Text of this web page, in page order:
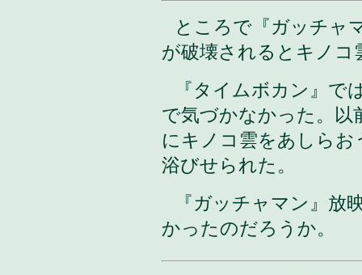
ところで『ガッチャ
が破壊されるとキノコ
『タイムボカン』で
で気づかなかった。以
にキノコ雲をあしら
浴びせられた。
『ガッチャマン』放
かったのだろうか。